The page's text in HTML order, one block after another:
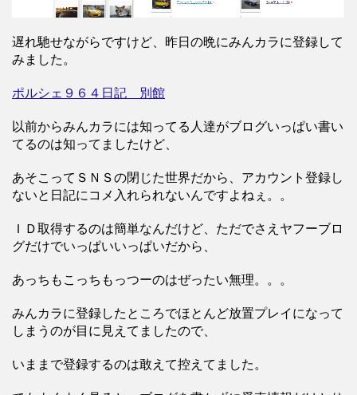
遅れ馳せながらですけど、昨日の晩にみんカラに登録して
みました。
ポルシェ９６４日記 別館
以前からみんカラには知ってる人達がブログいっぱい書い
てるのは知ってましたけど、
あそこってＳＮＳの閉じた世界だから、アカウント登録し
ないと日記にコメ入れられないんですよねぇ。。
ＩＤ取得するのは簡単なんだけど、ただでさえヤフーブロ
グだけでいっぱいいっぱいだから、
あっちもこっちもっつーのはぜったい無理。。。
みんカラに登録したところでほとんど放置プレイになって
しまうのが目に見えてましたので、
いままで登録するのは敢えて控えてました。